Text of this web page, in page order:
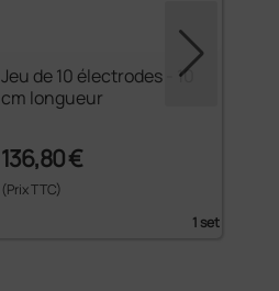
Jeu de 10 électrodes - 10
cm longueur
136,80 €
(Prix TTC)
1 set